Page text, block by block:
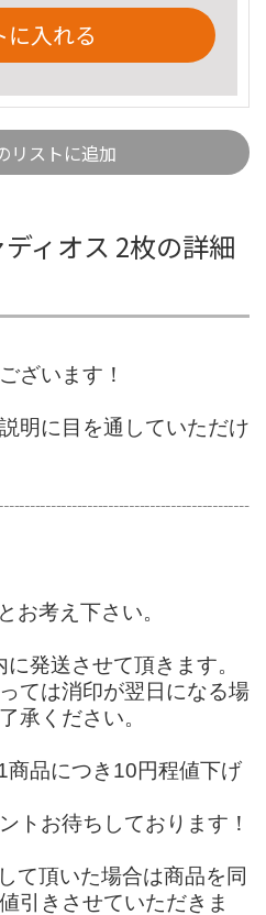
に入れる
リストに追加
ィオス 2枚の詳細
ざいます！
明に目を通していただけ
お考え下さい。
発送させて頂きます。
ては消印が翌日になる場
承ください。
品につき10円程値下げ
トお待ちしております！
て頂いた場合は商品を同
引きさせていただきま